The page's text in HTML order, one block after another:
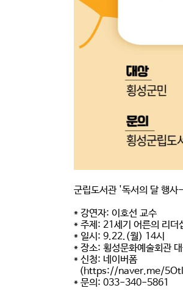
군립도서관 '독서의 달 행
* 강연자: 이호선 교수
* 주제: 21세기 어른의 리더
* 일시: 9.22.(월) 14시
* 장소: 횡성문화예술회관
* 신청: 네이버폼
(https://naver.me/
* 문의: 033-340-5861